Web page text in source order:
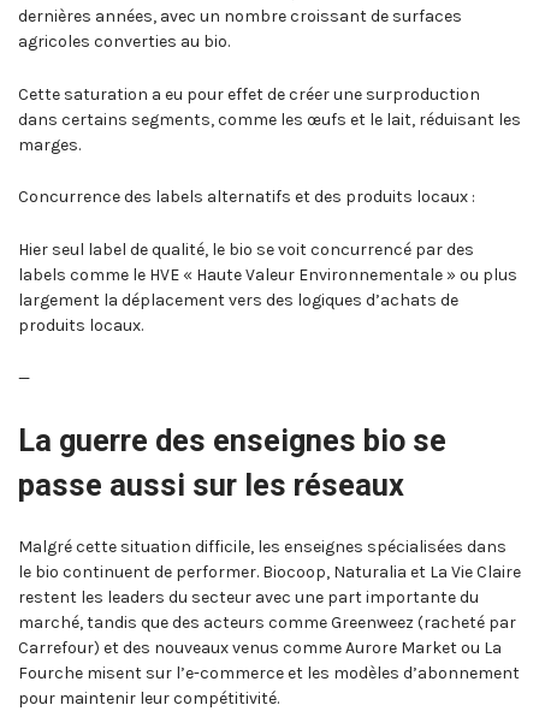
dernières années, avec un nombre croissant de surfaces
agricoles converties au bio.
Cette saturation a eu pour effet de créer une surproduction
dans certains segments, comme les œufs et le lait, réduisant les
marges.
Concurrence des labels alternatifs et des produits locaux :
Hier seul label de qualité, le bio se voit concurrencé par des
labels comme le HVE « Haute Valeur Environnementale » ou plus
largement la déplacement vers des logiques d’achats de
produits locaux.
—
La guerre des enseignes bio se
passe aussi sur les réseaux
Malgré cette situation difficile, les enseignes spécialisées dans
le bio continuent de performer. Biocoop, Naturalia et La Vie Claire
restent les leaders du secteur avec une part importante du
marché, tandis que des acteurs comme Greenweez (racheté par
Carrefour) et des nouveaux venus comme Aurore Market ou La
Fourche misent sur l’e-commerce et les modèles d’abonnement
pour maintenir leur compétitivité.